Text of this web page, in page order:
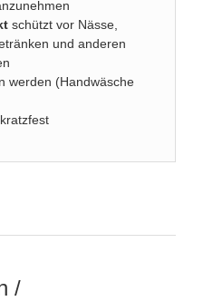
schützt vor Nässe,
und anderen
werden (Handwäsche
/